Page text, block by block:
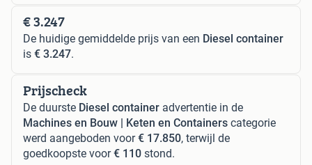
€ 3.247
De huidige gemiddelde prijs van een Diesel container
is € 3.247.
Prijscheck
De duurste Diesel container advertentie in de
Machines en Bouw | Keten en Containers categorie
werd aangeboden voor€ 17.850, terwijl de
goedkoopste voor€ 110 stond.